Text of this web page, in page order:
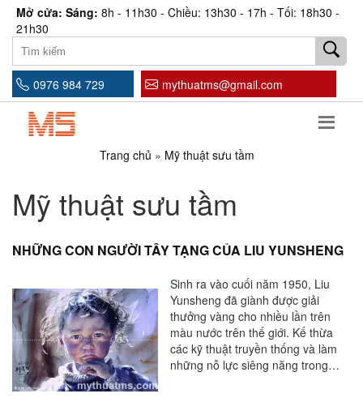
Mở cửa: Sáng: 8h - 11h30 - Chiều: 13h30 - 17h - Tối: 18h30 -
21h30
0976 984 729 mythuatms@gmail.com
Trang chủ » Mỹ thuật sưu tầm
Mỹ thuật sưu tầm
NHỮNG CON NGƯỜI TÂY TẠNG CỦA LIU YUNSHENG
Sinh ra vào cuối năm 1950, Liu
Yunsheng đã giành được giải
thưởng vàng cho nhiều lần trên
màu nước trên thế giới. Kế thừa
các kỹ thuật truyền thống và làm
những nỗ lực siêng năng trong